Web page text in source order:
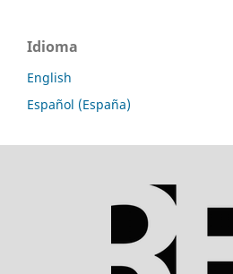
Idioma
English
Español (España)